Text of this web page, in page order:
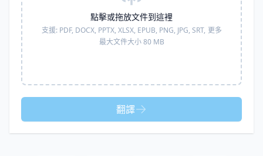
點擊或拖放文件到這裡
支援: PDF, DOCX, PPTX, XLSX, EPUB, PNG, JPG, SRT, 更多
最大文件大小 80 MB
翻譯